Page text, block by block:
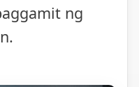
ng